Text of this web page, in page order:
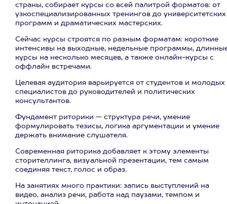
страны, собирает курсы со всей палитрой форматов: от
узкоспециализированных тренингов до университетских
программ и драматических мастерских.
Сейчас курсы строятся по разным форматам: короткие
интенсивы на выходные, недельные программы,
курсы на несколько месяцев, а также онлайн-курсы с
оффлайн встречами.
Целевая аудитория варьируется от студентов и молодых
специалистов до руководителей и политических
консультантов.
Фундамент риторики — структура речи, умение
формулировать тезисы, логика аргументации и умение
держать внимание слушателя.
Современная риторика добавляет к этому элементы
сторителлинга, визуальной презентации, тем самым
соединяя текст, голос и образ.
На занятиях много практики: запись выступлений на
видео, анализ речи, работа над паузами, темпом и